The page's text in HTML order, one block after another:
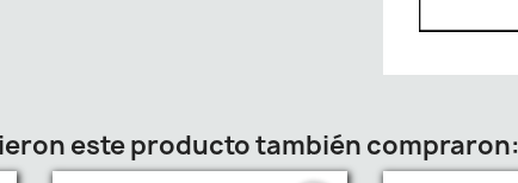
este producto también compraron: